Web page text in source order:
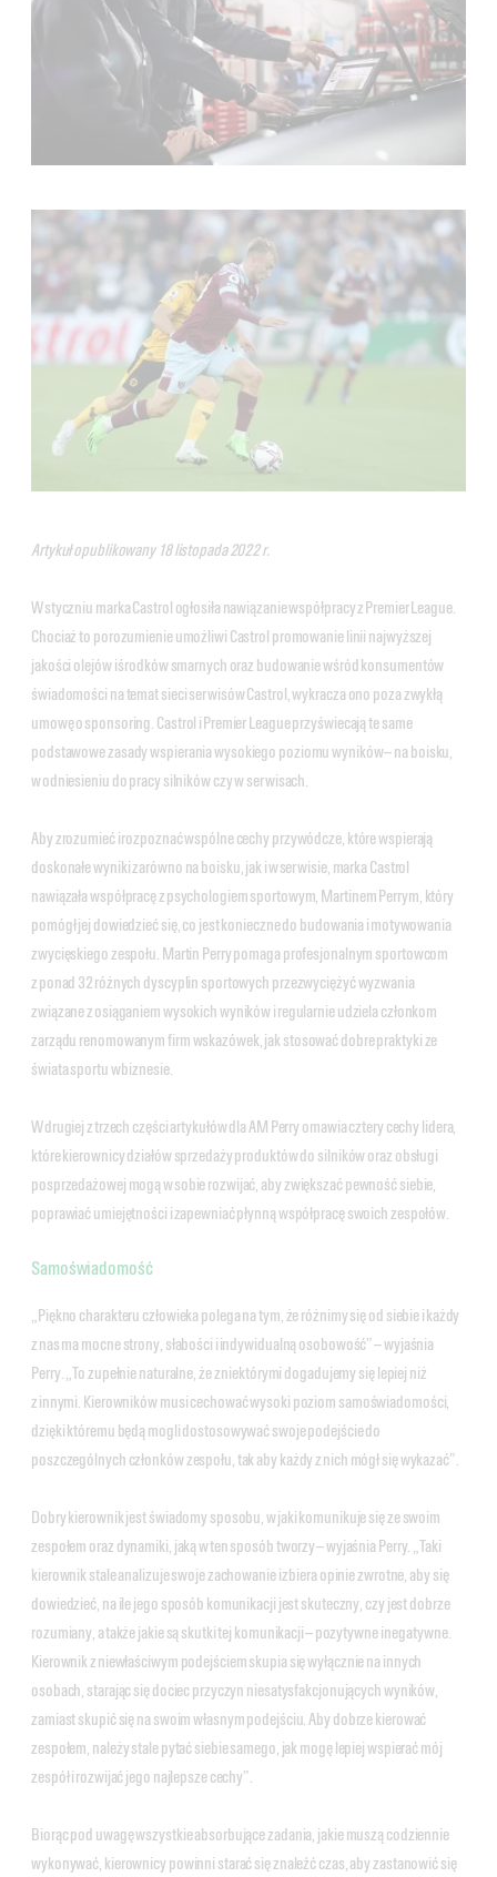
Artykuł opublikowany 18 listopada 2022 r.
W styczniu marka Castrol ogłosiła nawiązanie współpracy z Premier League.
Chociaż to porozumienie umożliwi Castrol promowanie linii najwyższej
jakości olejów i środków smarnych oraz budowanie wśród konsumentów
świadomości na temat sieci serwisów Castrol, wykracza ono poza zwykłą
umowę o sponsoring. Castrol i Premier League przyświecają te same
podstawowe zasady wspierania wysokiego poziomu wyników — na boisku,
w odniesieniu do pracy silników czy w serwisach.
Aby zrozumieć i rozpoznać wspólne cechy przywódcze, które wspierają
doskonałe wyniki zarówno na boisku, jak i w serwisie, marka Castrol
nawiązała współpracę z psychologiem sportowym, Martinem Perrym, który
pomógł jej dowiedzieć się, co jest konieczne do budowania i motywowania
zwycięskiego zespołu. Martin Perry pomaga profesjonalnym sportowcom
z ponad 32 różnych dyscyplin sportowych przezwyciężyć wyzwania
związane z osiąganiem wysokich wyników i regularnie udziela członkom
zarządu renomowanym firm wskazówek, jak stosować dobre praktyki ze
świata sportu w biznesie.
W drugiej z trzech części artykułów dla AM Perry omawia cztery cechy lidera,
które kierownicy działów sprzedaży produktów do silników oraz obsługi
posprzedażowej mogą w sobie rozwijać, aby zwiększać pewność siebie,
poprawiać umiejętności i zapewniać płynną współpracę swoich zespołów.
Samoświadomość
„Piękno charakteru człowieka polega na tym, że różnimy się od siebie i każdy
z nas ma mocne strony, słabości i indywidualną osobowość” — wyjaśnia
Perry. „To zupełnie naturalne, że z niektórymi dogadujemy się lepiej niż
z innymi. Kierowników musi cechować wysoki poziom samoświadomości,
dzięki któremu będą mogli dostosowywać swoje podejście do
poszczególnych członków zespołu, tak aby każdy z nich mógł się wykazać”.
Dobry kierownik jest świadomy sposobu, w jaki komunikuje się ze swoim
zespołem oraz dynamiki, jaką w ten sposób tworzy — wyjaśnia Perry. „Taki
kierownik stale analizuje swoje zachowanie i zbiera opinie zwrotne, aby się
dowiedzieć, na ile jego sposób komunikacji jest skuteczny, czy jest dobrze
rozumiany, a także jakie są skutki tej komunikacji — pozytywne i negatywne.
Kierownik z niewłaściwym podejściem skupia się wyłącznie na innych
osobach, starając się dociec przyczyn niesatysfakcjonujących wyników,
zamiast skupić się na swoim własnym podejściu. Aby dobrze kierować
zespołem, należy stale pytać siebie samego, jak mogę lepiej wspierać mój
zespół i rozwijać jego najlepsze cechy”.
Biorąc pod uwagę wszystkie absorbujące zadania, jakie muszą codziennie
wykonywać, kierownicy powinni starać się znaleźć czas, aby zastanowić się